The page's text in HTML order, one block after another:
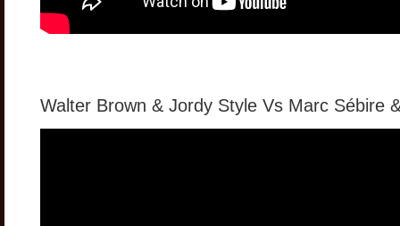
Walter Brown & Jordy Style Vs Marc Sébire